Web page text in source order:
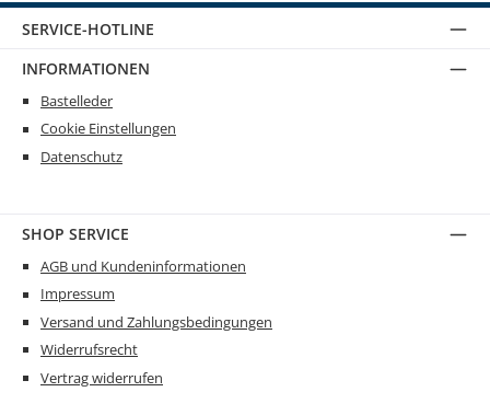
SERVICE-HOTLINE
INFORMATIONEN
Bastelleder
Cookie Einstellungen
Datenschutz
SHOP SERVICE
AGB und Kundeninformationen
Impressum
Versand und Zahlungsbedingungen
Widerrufsrecht
Vertrag widerrufen